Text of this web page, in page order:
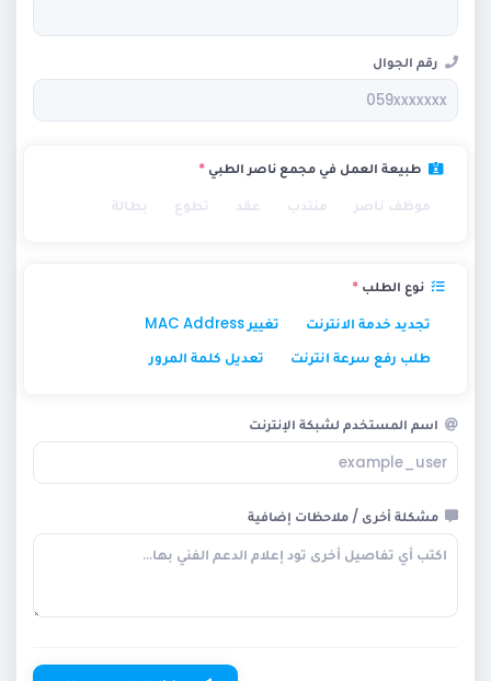
رقم الجوال
طبيعة العمل في مجمع ناصر الطبي *
موظف ناصر منتدب عقد تطوع بطالة
نوع الطلب *
تجديد خدمة الانترنت
تغيير MAC Address
طلب رفع سرعة انترنت
تعديل كلمة المرور
اسم المستخدم لشبكة الإنترنت
مشكلة أخرى / ملاحظات إضافية